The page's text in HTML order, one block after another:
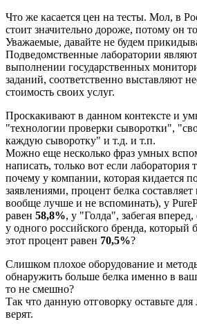
Что же касается цен на тесты. Мол, в
стоит значительно дороже, потому он
Уважаемые, давайте не будем
Подведомственные лаборатории
выполнении государственных
заданий, соответственно выставляют
стоимость своих услуг.
Проскакивают в данном контексте и
"технологии проверки сыворотки",
каждую сыворотку" и т.д. и т.п.
Можно еще несколько фраз умных
написать, только вот если лаборатория
почему у компании, которая кидается
заявлениями, процент белка составляет
вообще лучше и не вспоминать), у
равен 58,8%, у "Голда", забегая вперед,
у одного российского бренда, который
этот процент равен 70,5%?
Слишком плохое оборудование и
обнаружить больше белка именно в
то не смешно?
Так что данную отговорку оставьте
верят.